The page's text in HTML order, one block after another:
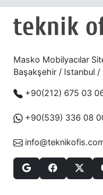
Masko Mobilyacılar
Başakşehir / Istanbul /
+90(212) 675 03
+90(539) 336 08